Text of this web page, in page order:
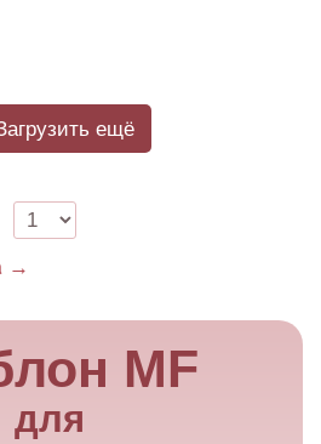
ещё
→
MF
для